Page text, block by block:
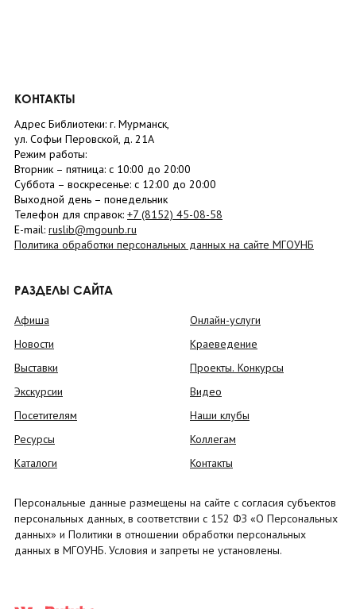
КОНТАКТЫ
Адрес Библиотеки: г. Мурманск,
ул. Софьи Перовской, д. 21А
Режим работы:
Вторник – пятница: с 10:00 до 20:00
Суббота – воскресенье: c 12:00 до 20:00
Выходной день – понедельник
Телефон для справок: +7 (8152) 45-08-58
E-mail: ruslib@mgounb.ru
Политика обработки персональных данных на сайте МГОУНБ
РАЗДЕЛЫ САЙТА
Афиша
Новости
Выставки
Экскурсии
Посетителям
Ресурсы
Каталоги
Онлайн-услуги
Краеведение
Проекты. Конкурсы
Видео
Наши клубы
Коллегам
Контакты
Персональные данные размещены на сайте с согласия субъектов
персональных данных, в соответствии с 152 ФЗ «О Персональных
данных» и Политики в отношении обработки персональных
данных в МГОУНБ. Условия и запреты не установлены.